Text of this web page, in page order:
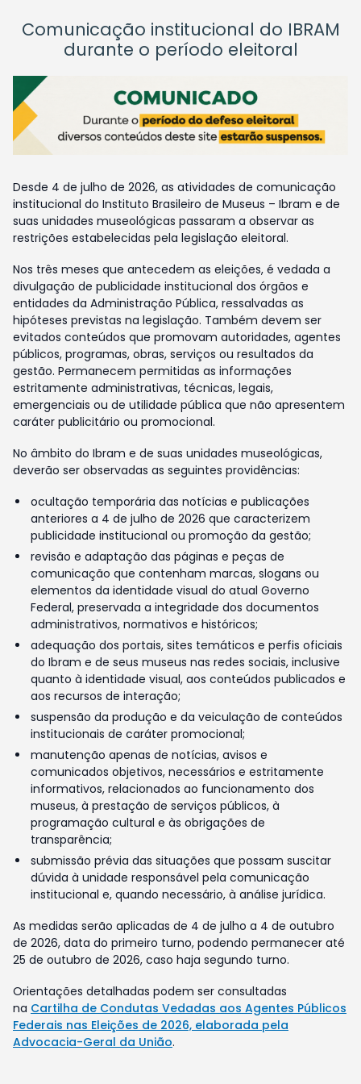
Comunicação institucional do IBRAM
durante o período eleitoral
Desde 4 de julho de 2026, as atividades de comunicação
institucional do Instituto Brasileiro de Museus – Ibram e de
suas unidades museológicas passaram a observar as
restrições estabelecidas pela legislação eleitoral.
Nos três meses que antecedem as eleições, é vedada a
divulgação de publicidade institucional dos órgãos e
entidades da Administração Pública, ressalvadas as
hipóteses previstas na legislação. Também devem ser
evitados conteúdos que promovam autoridades, agentes
públicos, programas, obras, serviços ou resultados da
gestão. Permanecem permitidas as informações
estritamente administrativas, técnicas, legais,
emergenciais ou de utilidade pública que não apresentem
caráter publicitário ou promocional.
No âmbito do Ibram e de suas unidades museológicas,
deverão ser observadas as seguintes providências:
ocultação temporária das notícias e publicações
anteriores a 4 de julho de 2026 que caracterizem
publicidade institucional ou promoção da gestão;
revisão e adaptação das páginas e peças de
comunicação que contenham marcas, slogans ou
elementos da identidade visual do atual Governo
Federal, preservada a integridade dos documentos
administrativos, normativos e históricos;
adequação dos portais, sites temáticos e perfis oficiais
do Ibram e de seus museus nas redes sociais, inclusive
quanto à identidade visual, aos conteúdos publicados e
aos recursos de interação;
suspensão da produção e da veiculação de conteúdos
institucionais de caráter promocional;
manutenção apenas de notícias, avisos e
comunicados objetivos, necessários e estritamente
informativos, relacionados ao funcionamento dos
museus, à prestação de serviços públicos, à
programação cultural e às obrigações de
transparência;
submissão prévia das situações que possam suscitar
dúvida à unidade responsável pela comunicação
institucional e, quando necessário, à análise jurídica.
As medidas serão aplicadas de 4 de julho a 4 de outubro
de 2026, data do primeiro turno, podendo permanecer até
25 de outubro de 2026, caso haja segundo turno.
Orientações detalhadas podem ser consultadas
na Cartilha de Condutas Vedadas aos Agentes Públicos
Federais nas Eleições de 2026, elaborada pela
Advocacia-Geral da União.